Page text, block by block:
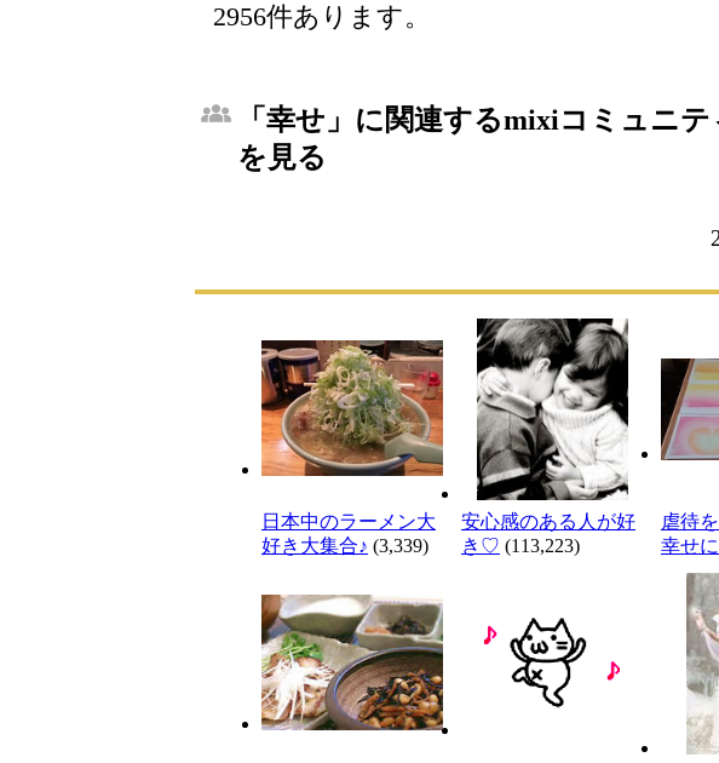
2956件あります。
「幸せ」に関連するmixiコミュニテ
を見る
日本中のラーメン大
好き大集合♪ (3,339)
安心感のある人が好
き♡ (113,223)
虐待
幸せ